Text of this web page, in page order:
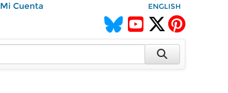
Mi Cuenta ENGLISH